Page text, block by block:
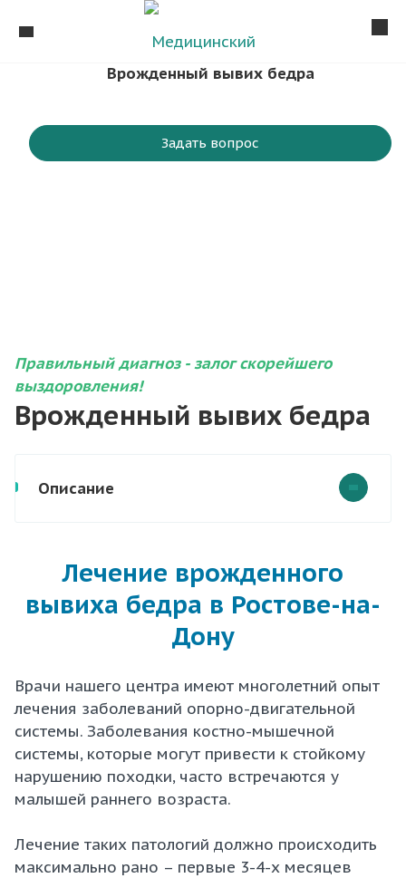
Врожденный вывих бедра
Задать вопрос
Правильный диагноз - залог скорейшего
выздоровления!
Врожденный вывих бедра
Описание
Лечение врожденного
вывиха бедра в Ростове-на-
Дону
Врачи нашего центра имеют многолетний опыт
лечения заболеваний опорно-двигательной
системы. Заболевания костно-мышечной
системы, которые могут привести к стойкому
нарушению походки, часто встречаются у
малышей раннего возраста.
Лечение таких патологий должно происходить
максимально рано – первые 3-4-х месяцев